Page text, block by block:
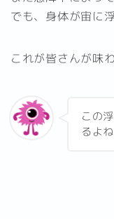
でも、身体が宙に
これが皆さんが味
この
るよ